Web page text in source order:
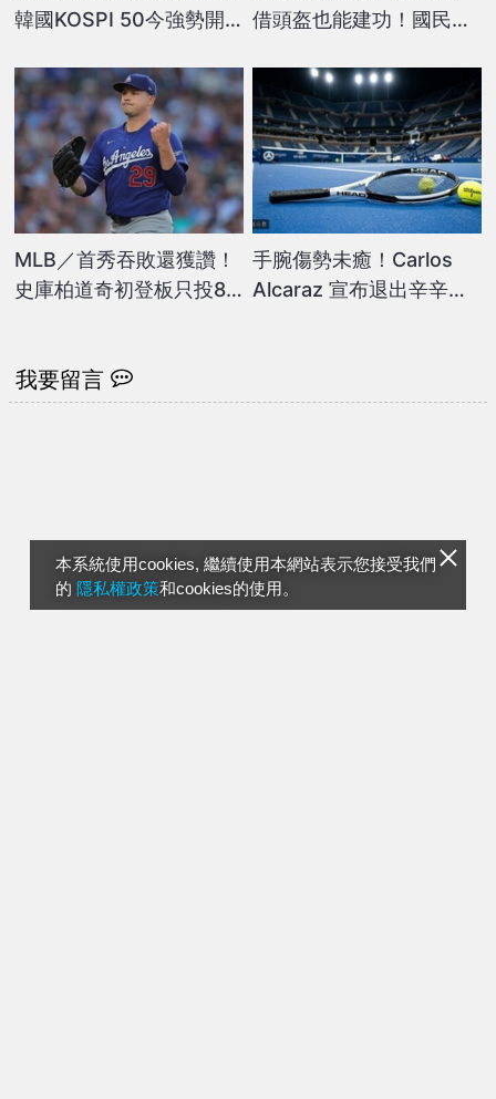
本系統使用cookies, 繼續使用本網站表示您接受我們
的 隱私權政策和cookies的使用。
韓國KOSPI 50今強勢開
借頭盔也能建功！國民出
MLB／首秀吞敗還獲讚！
史庫柏道奇初登板只投85
手腕傷勢未癒！Carlos
Alcaraz 宣布退出辛辛那
我要留言